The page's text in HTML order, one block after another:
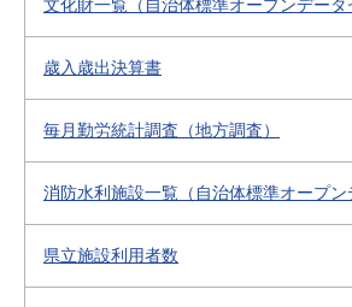
文化財一覧（自治体標準オープンデータ
歳入歳出決算書
毎月勤労統計調査（地方調査）
消防水利施設一覧（自治体標準オープン
県立施設利用者数